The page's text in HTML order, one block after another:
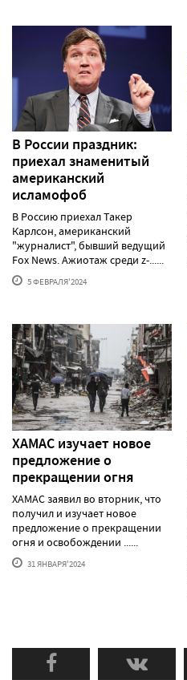
В России праздник:
приехал знаменитый
американский
исламофоб
В Россию приехал Такер
Карлсон, американский
"журналист", бывший ведущий
Fox News. Ажиотаж среди z-......
5 ФЕВРАЛЯ'2024
ХАМАС изучает новое
предложение о
прекращении огня
ХАМАС заявил во вторник, что
получил и изучает новое
предложение о прекращении
огня и освобождении ......
31 ЯНВАРЯ'2024